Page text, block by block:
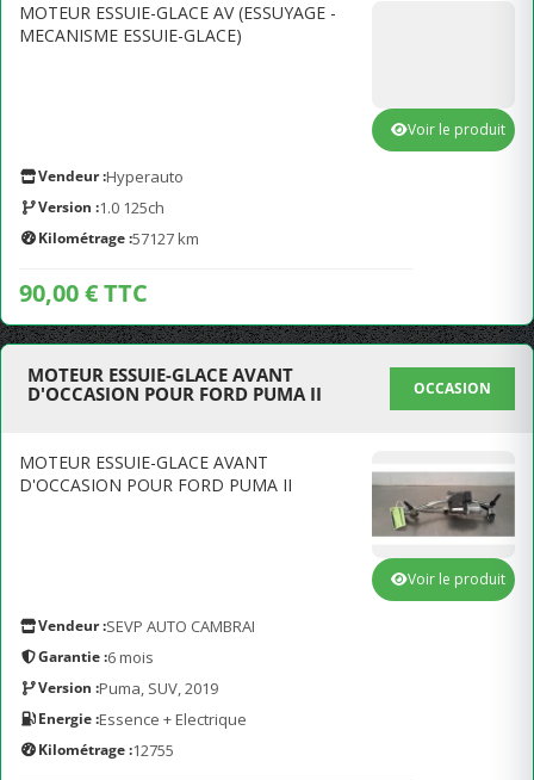
MOTEUR ESSUIE-GLACE AV (ESSUYAGE -
MECANISME ESSUIE-GLACE)
Vendeur :Hyperauto
Version :1.0 125ch
Kilométrage :57127 km
90,00 € TTC
Voir le produit
MOTEUR ESSUIE-GLACE AVANT
D'OCCASION POUR FORD PUMA II
OCCASION
MOTEUR ESSUIE-GLACE AVANT
D'OCCASION POUR FORD PUMA II
Vendeur :SEVP AUTO CAMBRAI
Garantie :6 mois
Version :Puma, SUV, 2019
Energie :Essence + Electrique
Kilométrage :12755
Voir le produit